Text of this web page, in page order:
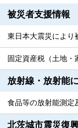
被災者支援情報
放射線・放射能
食品等の放射能測定
北茨城市震災復